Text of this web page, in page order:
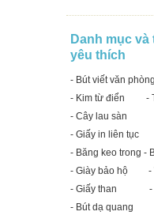
Danh mục
yêu thích
- Bút viết văn phòng
- Kim từ điển
-
- Cây lau sàn
- Giấy in liên tục
- Băng keo trong -
- Giày bảo hộ
-
- Giấy than
-
- Bút dạ quang